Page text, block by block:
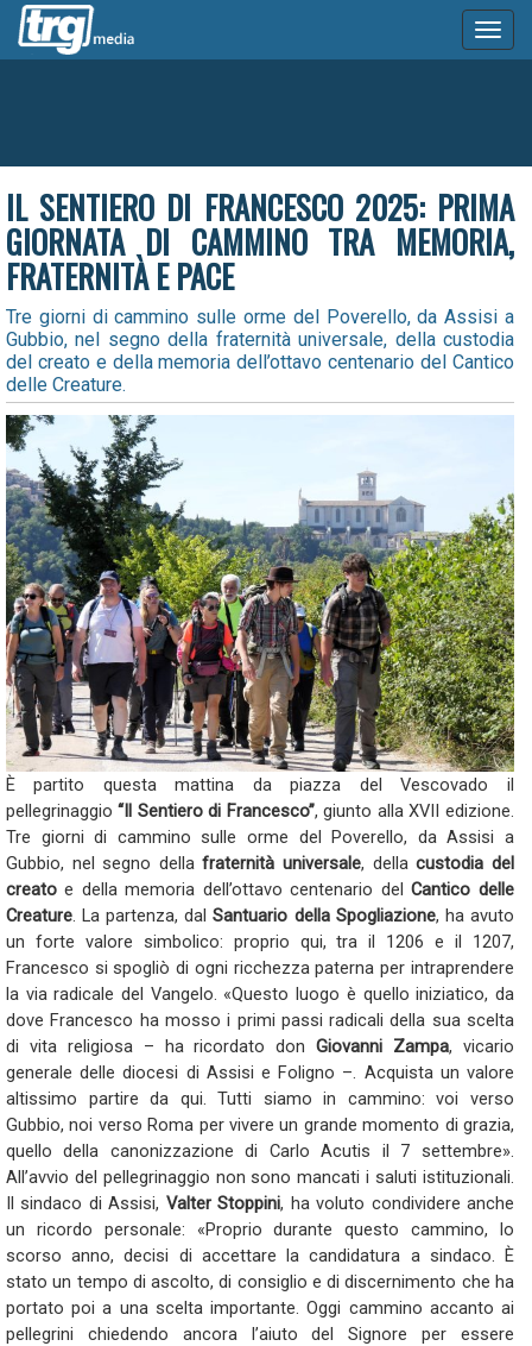
IL SENTIERO DI FRANCESCO 2025: PRIMA
GIORNATA DI CAMMINO TRA MEMORIA,
FRATERNITÀ E PACE
Tre giorni di cammino sulle orme del Poverello, da Assisi a
Gubbio, nel segno della fraternità universale, della custodia
del creato e della memoria dell’ottavo centenario del Cantico
delle Creature.
È partito questa mattina da piazza del Vescovado il
pellegrinaggio“Il Sentiero di Francesco”, giunto alla XVII edizione.
Tre giorni di cammino sulle orme del Poverello, da Assisi a
Gubbio, nel segno dellafraternità universale, dellacustodia del
creato e della memoria dell’ottavo centenario delCantico delle
Creature. La partenza, dalSantuario della Spogliazione, ha avuto
un forte valore simbolico: proprio qui, tra il 1206 e il 1207,
Francesco si spogliò di ogni ricchezza paterna per intraprendere
la via radicale del Vangelo. «Questo luogo è quello iniziatico, da
dove Francesco ha mosso i primi passi radicali della sua scelta
di vita religiosa – ha ricordato donGiovanni Zampa, vicario
generale delle diocesi di Assisi e Foligno –. Acquista un valore
altissimo partire da qui. Tutti siamo in cammino: voi verso
Gubbio, noi verso Roma per vivere un grande momento di grazia,
quello della canonizzazione di Carlo Acutis il 7 settembre».
All’avvio del pellegrinaggio non sono mancati i saluti istituzionali.
Il sindaco di Assisi, Valter Stoppini, ha voluto condividere anche
un ricordo personale: «Proprio durante questo cammino, lo
scorso anno, decisi di accettare la candidatura a sindaco. È
stato un tempo di ascolto, di consiglio e di discernimento che ha
portato poi a una scelta importante. Oggi cammino accanto ai
pellegrini chiedendo ancora l’aiuto del Signore per essere